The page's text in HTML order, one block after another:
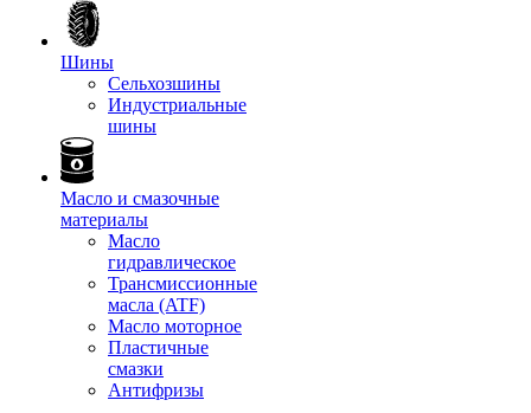
Шины
Сельхозшины
Индустриальные
шины
Масло и смазочные
материалы
Масло
гидравлическое
Трансмиссионные
масла (ATF)
Масло моторное
Пластичные
смазки
Антифризы